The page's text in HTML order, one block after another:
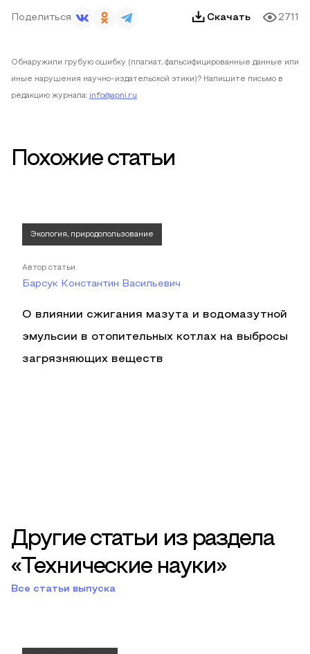
Поделиться Скачать 2711
Обнаружили грубую ошибку (плагиат, фальсифицированные данные или
иные нарушения научно-издательской этики)? Напишите письмо в
редакцию журнала: info@apni.ru
Похожие статьи
Экология, природопользование
Автор статьи
Барсук Константин Васильевич
О влиянии сжигания мазута и водомазутной
эмульсии в отопительных котлах на выбросы
загрязняющих веществ
Другие статьи из раздела
«Технические науки»
Все статьи выпуска